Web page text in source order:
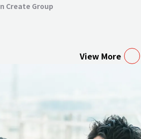
Create Group
View More